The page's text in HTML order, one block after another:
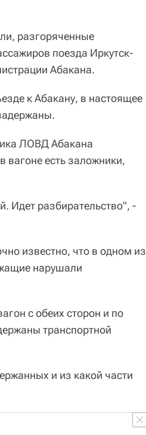
разгоряченные
поезда Иркутск-
Абакана.
к Абакану, в настоящее
ЛОВД Абакана
вагоне есть заложники,
Идет разбирательство", -
известно, что в одном из
нарушали
с обеих сторон и по
транспортной
и из какой части